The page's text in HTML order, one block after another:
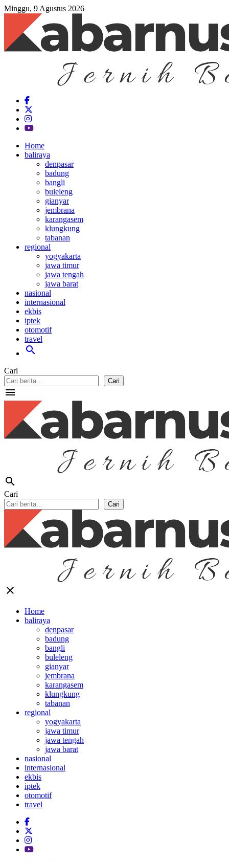
Minggu, 9 Agustus 2026
Home
baliraya
denpasar
badung
bangli
buleleng
gianyar
jembrana
karangasem
klungkung
tabanan
regional
yogyakarta
jawa timur
jawa tengah
jawa barat
nasional
internasional
ekbis
iptek
otomotif
travel
search
Cari
Cari
menu
search
Cari
Cari
close
Home
baliraya
denpasar
badung
bangli
buleleng
gianyar
jembrana
karangasem
klungkung
tabanan
regional
yogyakarta
jawa timur
jawa tengah
jawa barat
nasional
internasional
ekbis
iptek
otomotif
travel